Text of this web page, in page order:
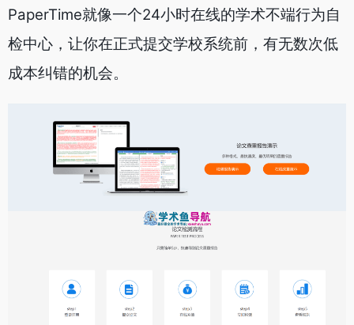
PaperTime就像一个24小时在线的学术不端行为自
检中心，让你在正式提交学校系统前，有无数次低
成本纠错的机会。